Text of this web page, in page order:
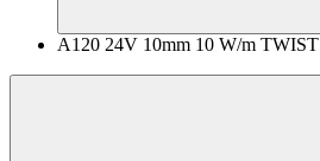
A120 24V 10mm 10 W/m TWIST